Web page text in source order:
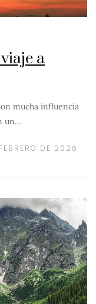
a
mucha influencia
un…
DE 2026